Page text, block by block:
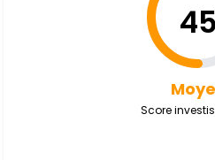
45
Score